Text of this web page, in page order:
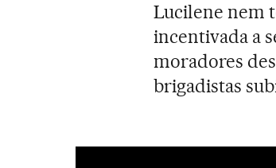
Lucilene nem
incentivada a
moradores
brigadistas